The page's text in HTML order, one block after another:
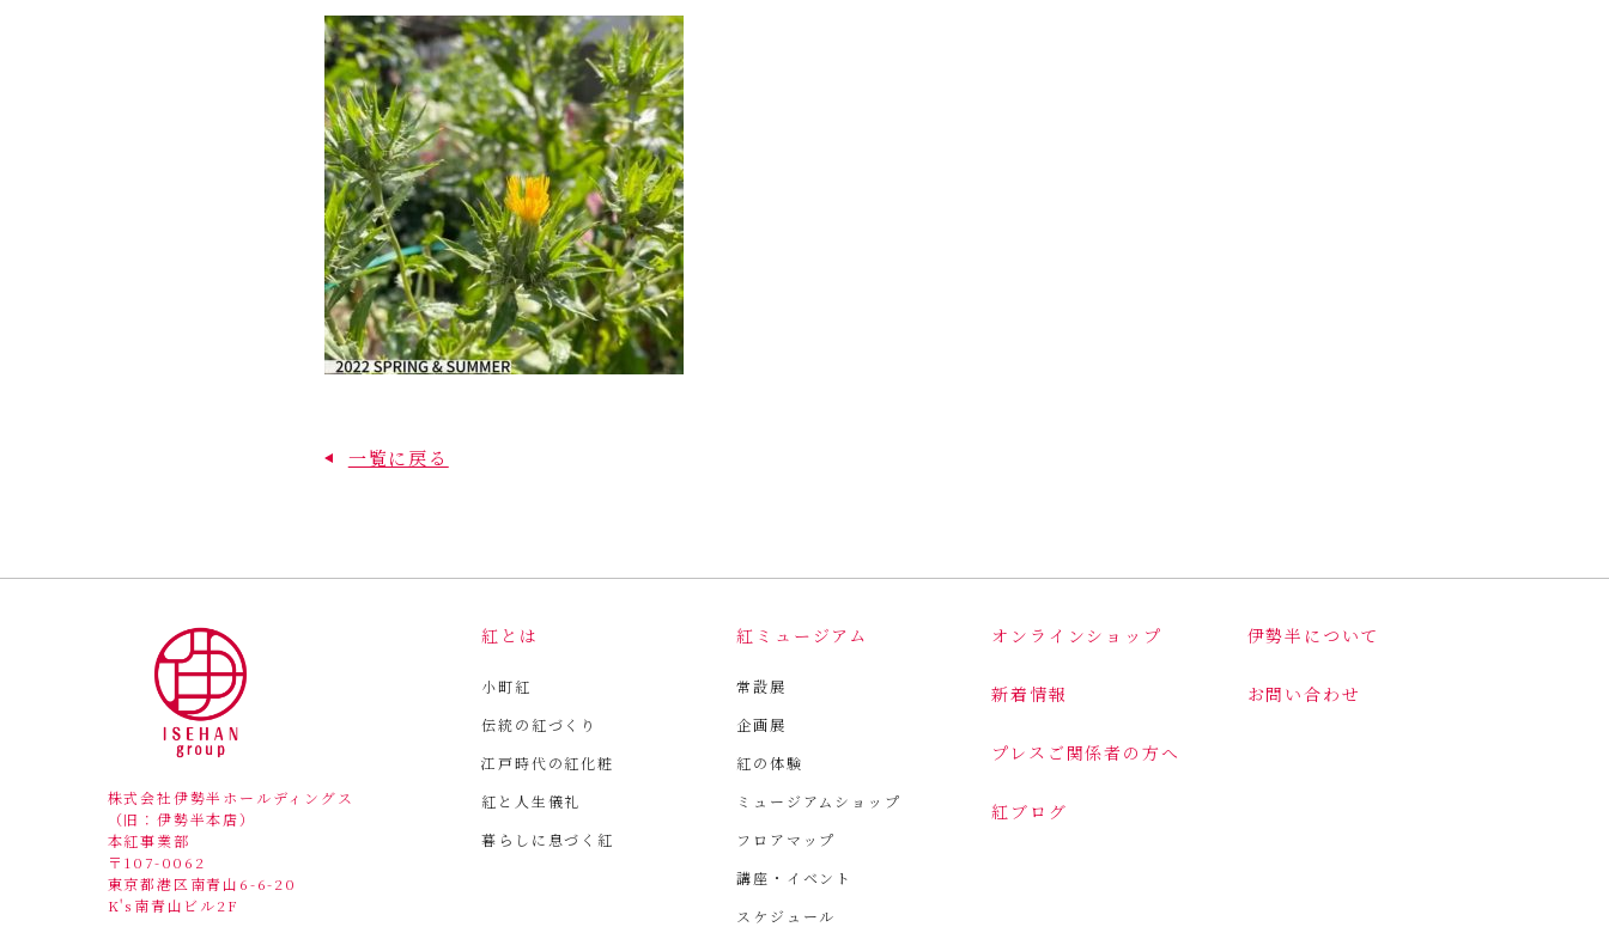
一覧に戻る
株式会社伊勢半ホールディングス
（旧：伊勢半本店）
本紅事業部
〒107-0062
東京都港区南青山6-6-20
K's南青山ビル2F
紅とは
小町紅
伝統の紅づくり
江戸時代の紅化粧
紅と人生儀礼
暮らしに息づく紅
紅ミュージアム
常設展
企画展
紅の体験
ミュージアムショップ
フロアマップ
講座・イベント
スケジュール
オンラインショップ
新着情報
プレスご関係者の方へ
紅ブログ
伊勢半について
お問い合わせ